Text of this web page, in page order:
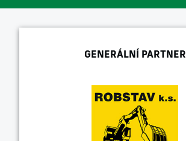
GENERÁLNÍ PARTNER